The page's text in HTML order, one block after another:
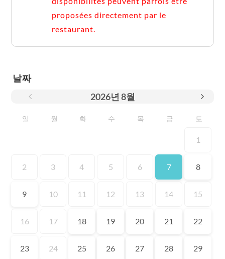
proposées directement par le
restaurant.
날짜
2026년 8월
일 월 화 수 목 금 토
1
2 3 4 5 6 7 8
9 10 11 12 13 14 15
16 17 18 19 20 21 22
23 24 25 26 27 28 29